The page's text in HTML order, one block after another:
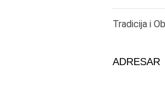
Tradicija i
ADRESAR